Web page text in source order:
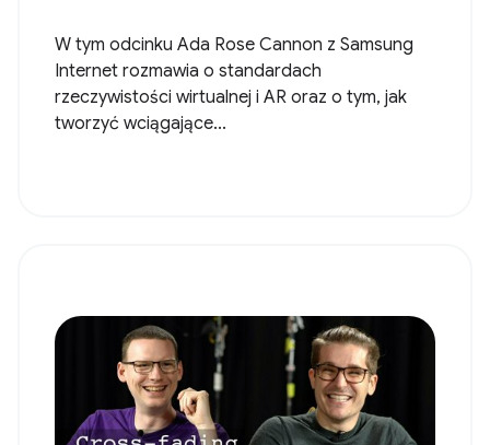
W tym odcinku Ada Rose Cannon z Samsung
Internet rozmawia o standardach
rzeczywistości wirtualnej i AR oraz o tym, jak
tworzyć wciągające...